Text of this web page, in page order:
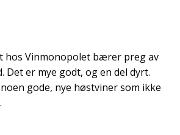
hos Vinmonopolet bærer preg av
Det er mye godt, og en del dyrt.
gode, nye høstviner som ikke